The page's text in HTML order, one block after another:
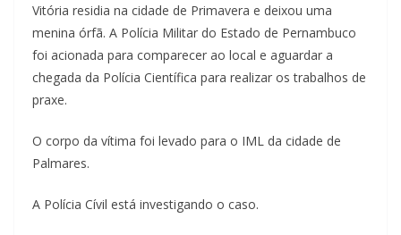
Vitória residia na cidade de Primavera e deixou uma
menina órfã. A Polícia Militar do Estado de Pernambuco
foi acionada para comparecer ao local e aguardar a
chegada da Polícia Científica para realizar os trabalhos de
praxe.
O corpo da vítima foi levado para o IML da cidade de
Palmares.
A Polícia Cívil está investigando o caso.